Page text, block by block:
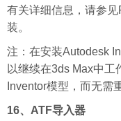
有关详细信息，请参
装。
注：在安装Autodesk
以继续在3ds Max中
Inventor模型，而无需
16、ATF导入器